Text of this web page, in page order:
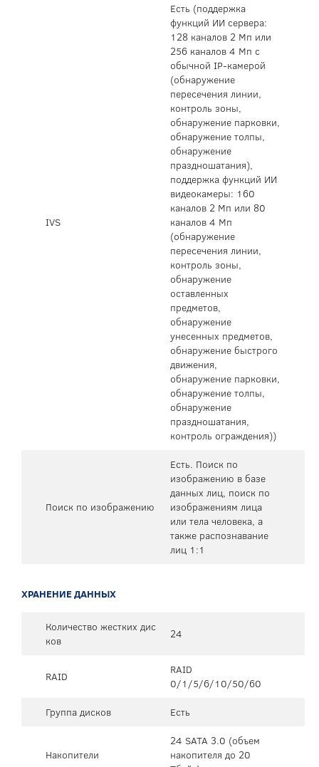
IVS
Есть (поддержка
функций ИИ сервера:
128 каналов 2 Мп или
256 каналов 4 Мп с
обычной IP-камерой
(обнаружение
пересечения линии,
контроль зоны,
обнаружение парковки,
обнаружение толпы,
обнаружение
праздношатания),
поддержка функций ИИ
видеокамеры: 160
каналов 2 Мп или 80
каналов 4 Мп
(обнаружение
пересечения линии,
контроль зоны,
обнаружение
оставленных
предметов,
обнаружение
унесенных предметов,
обнаружение быстрого
движения,
обнаружение парковки,
обнаружение толпы,
обнаружение
праздношатания,
контроль ограждения))
Поиск по изображению
Есть. Поиск по
изображению в базе
данных лиц, поиск по
изображениям лица
или тела человека, а
также распознавание
лиц 1:1
ХРАНЕНИЕ ДАННЫХ
Количество жестких дис
ков
24
RAID
RAID
0/1/5/6/10/50/60
Группа дисков
Есть
Накопители
24 SATA 3.0 (объем
накопителя до 20